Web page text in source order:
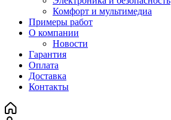
Комфорт и мультимедиа
Примеры работ
О компании
Новости
Гарантия
Оплата
Доставка
Контакты